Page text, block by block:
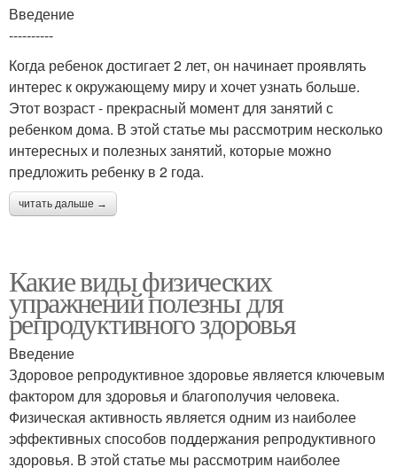
Введение
----------
Когда ребенок достигает 2 лет, он начинает проявлять
интерес к окружающему миру и хочет узнать больше.
Этот возраст - прекрасный момент для занятий с
ребенком дома. В этой статье мы рассмотрим несколько
интересных и полезных занятий, которые можно
предложить ребенку в 2 года.
читать дальше →
Какие виды физических
упражнений полезны для
репродуктивного здоровья
Введение
Здоровое репродуктивное здоровье является ключевым
фактором для здоровья и благополучия человека.
Физическая активность является одним из наиболее
эффективных способов поддержания репродуктивного
здоровья. В этой статье мы рассмотрим наиболее